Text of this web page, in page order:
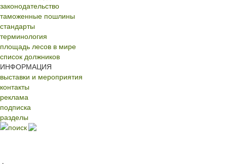
законодательство
таможенные пошлины
стандарты
терминология
площадь лесов в мире
список должников
ИНФОРМАЦИЯ
выставки и мероприятия
контакты
реклама
подписка
разделы
поиск